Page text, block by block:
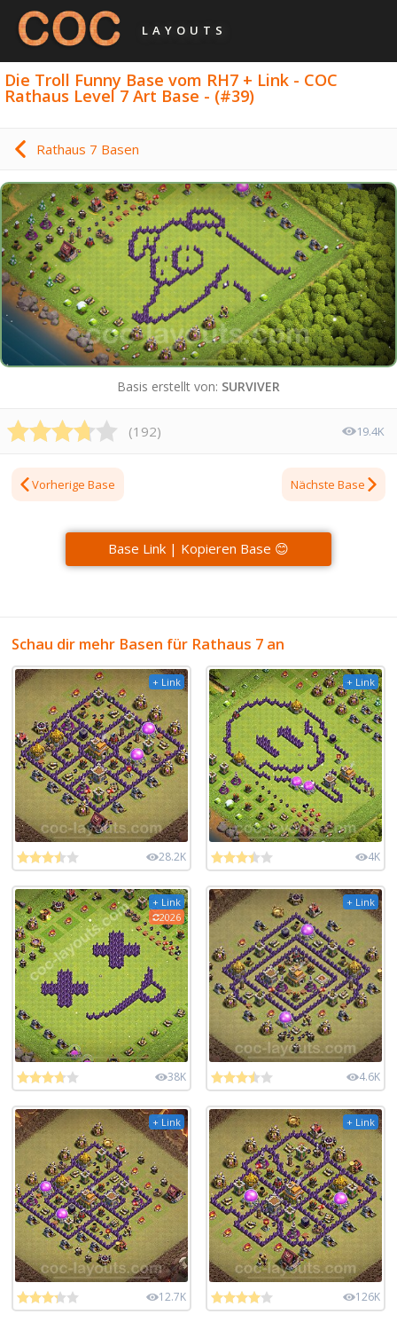
LAYOUTS
Die Troll Funny Base vom RH7 + Link - COC
Rathaus Level 7 Art Base - (#39)
Rathaus 7 Basen
Basis erstellt von: SURVIVER
(192) 19.4K
Vorherige Base Nächste Base
Base Link | Kopieren Base 😊
Schau dir mehr Basen für Rathaus 7 an
+ Link
28.2K
+ Link
4K
+ Link
2026
38K
+ Link
4.6K
+ Link
12.7K
+ Link
126K